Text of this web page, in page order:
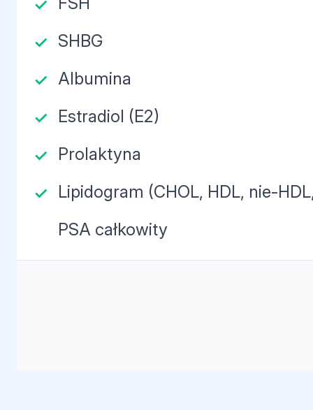
SHBG
Albumina
Estradiol (E2)
Prolaktyna
Lipidogram (CHOL, HDL, nie-
PSA całkowity